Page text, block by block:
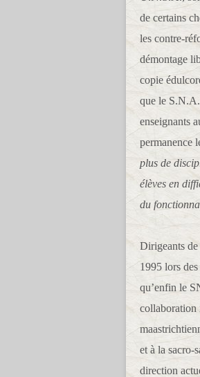
de certains
les contre-
démontage
copie
que le
enseignants
permanence
plus de
élèves en
du
Dirigeants
1995 lors
qu’enfin le
collaboration
et à la sacro-
direction